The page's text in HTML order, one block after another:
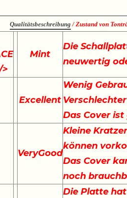
Qualitätsbeschreibung / Zustand von
>
Mint
Die
neuwertig
Excellent
Wenig
Das Cover
VeryGood
Kleine
können
Das Cover
noch
Die Platte